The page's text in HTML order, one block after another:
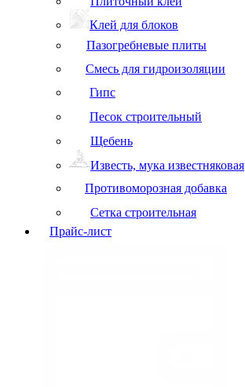
Клей для блоков
Пазогребневые плиты
Смесь для гидроизоляции
Гипс
Песок строительный
Щебень
Известь, мука известняковая
Противоморозная добавка
Сетка строительная
Прайс-лист